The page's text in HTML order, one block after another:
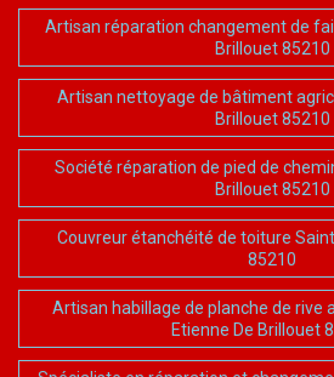
Artisan réparation changement de
Brillouet 85210
Artisan nettoyage de bâtiment
Brillouet 85210
Société réparation de pied de
Brillouet 85210
Couvreur étanchéité de toiture
85210
Artisan habillage de planche de rive
Etienne De Brillouet